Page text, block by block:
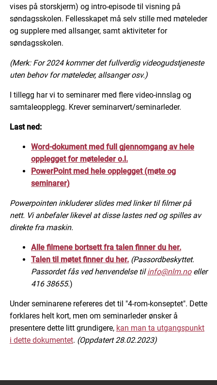
vises på storskjerm) og intro-episode til visning på
søndagsskolen. Fellesskapet må selv stille med møteleder
og supplere med allsanger, samt aktiviteter for
søndagsskolen.
(Merk: For 2024 kommer det fullverdig videogudstjeneste
uten behov for møteleder, allsanger osv.)
I tillegg har vi to seminarer med flere video-innslag og
samtaleopplegg. Krever seminarvert/seminarleder.
Last ned:
Word-dokument med full gjennomgang av hele
opplegget for møteleder o.l.
PowerPoint med hele opplegget (møte og
seminarer)
Powerpointen inkluderer slides med linker til filmer på
nett. Vi anbefaler likevel at disse lastes ned og spilles av
direkte fra maskin.
Alle filmene bortsett fra talen finner du her.
Talen til møtet finner du her. (Passordbeskyttet.
Passordet fås ved henvendelse tilinfo@nlm.noeller
416 38655.)
Under seminarene refereres det til "4-rom-konseptet". Dette
forklares helt kort, men om seminarleder ønsker å
presentere dette litt grundigere, kan man ta utgangspunkt
i dette dokumentet. (Oppdatert 28.02.2023)